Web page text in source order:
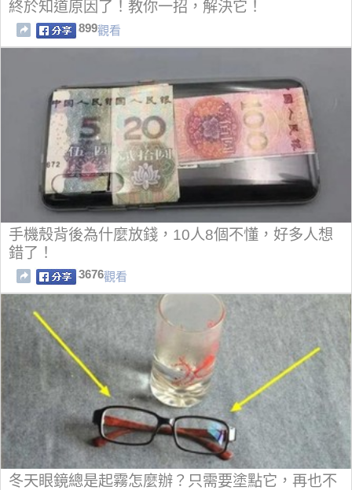
終於知道原因了！教你一招，解決它！
899觀看
手機殼背後為什麼放錢，10人8個不懂，好多人想
錯了！
3676觀看
冬天眼鏡總是起霧怎麼辦？只需要塗點它，再也不